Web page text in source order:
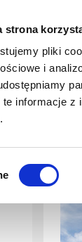
strona
pliki
i
te informacje
materiału
AGRILITY